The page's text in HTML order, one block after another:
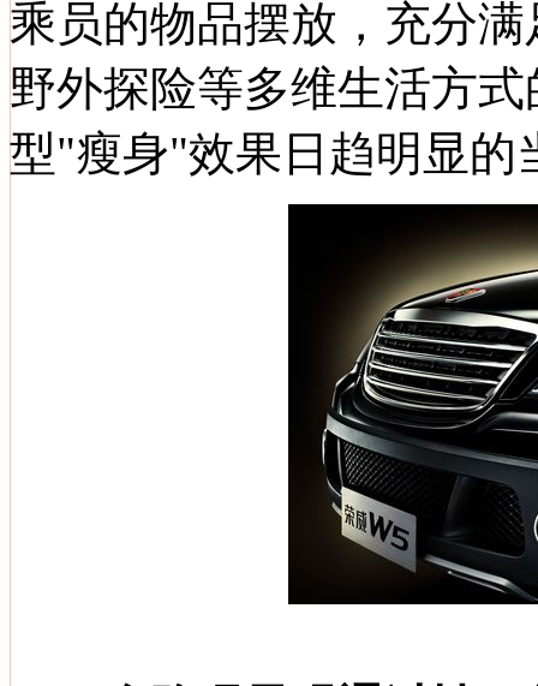
乘员的物品摆放，充分
野外探险等多维生活方
型"瘦身"效果日趋明显的